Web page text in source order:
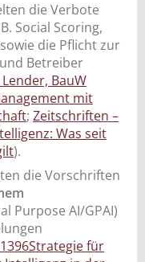
die Verbote
Social Scoring,
die Pflicht zur
Betreiber
BauW
mit
; Zeitschriften –
Was seit
).
die Vorschriften
Purpose AI/GPAI)
für